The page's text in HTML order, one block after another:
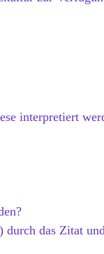
interpretiert
das Zitat